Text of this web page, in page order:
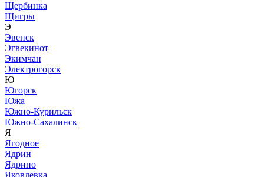
Щербинка
Щигры
Э
Эвенск
Эгвекинот
Экимчан
Электрогорск
Ю
Югорск
Южа
Южно-Курильск
Южно-Сахалинск
Я
Ягодное
Ядрин
Ядрино
Яковлевка